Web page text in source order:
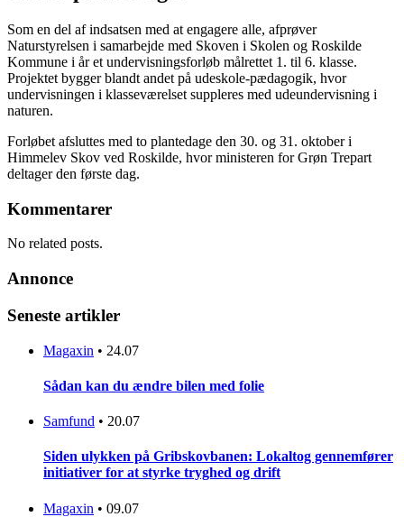
Som en del af indsatsen med at engagere alle, afprøver
Naturstyrelsen i samarbejde med Skoven i Skolen og Roskilde
Kommune i år et undervisningsforløb målrettet 1. til 6. klasse.
Projektet bygger blandt andet på udeskole-pædagogik, hvor
undervisningen i klasseværelset suppleres med udeundervisning i
naturen.
Forløbet afsluttes med to plantedage den 30. og 31. oktober i
Himmelev Skov ved Roskilde, hvor ministeren for Grøn Trepart
deltager den første dag.
Kommentarer
No related posts.
Annonce
Seneste artikler
Magaxin • 24.07
Sådan kan du ændre bilen med folie
Samfund • 20.07
Siden ulykken på Gribskovbanen: Lokaltog gennemfører
initiativer for at styrke tryghed og drift
Magaxin • 09.07